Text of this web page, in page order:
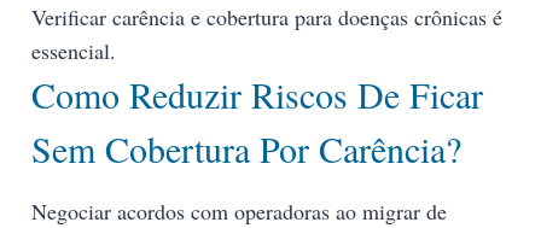
Verificar carência e cobertura para doenças crônicas é
essencial.
Como Reduzir Riscos De Ficar
Sem Cobertura Por Carência?
Negociar acordos com operadoras ao migrar de